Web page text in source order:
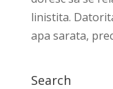
linistita.
apa sarata,
Search